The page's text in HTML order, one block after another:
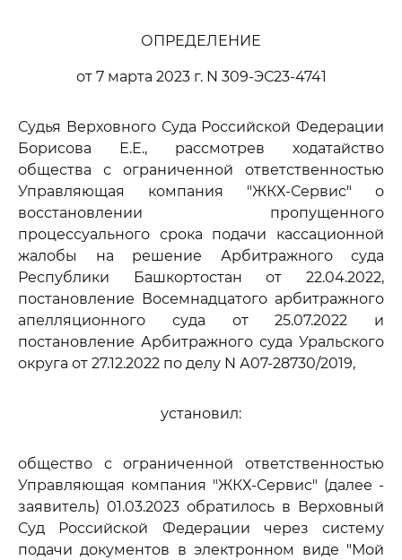
ОПРЕДЕЛЕНИЕ
от 7 марта 2023 г. N 309-ЭС23-4741
Судья Верховного Суда Российской Федерации
Борисова Е.Е., рассмотрев ходатайство
общества с ограниченной ответственностью
Управляющая компания "ЖКХ-Сервис" о
восстановлении пропущенного
процессуального срока подачи кассационной
жалобы на решение Арбитражного суда
Республики Башкортостан от 22.04.2022,
постановление Восемнадцатого арбитражного
апелляционного суда от 25.07.2022 и
постановление Арбитражного суда Уральского
округа от 27.12.2022 по делу N А07-28730/2019,
установил:
общество с ограниченной ответственностью
Управляющая компания "ЖКХ-Сервис" (далее -
заявитель) 01.03.2023 обратилось в Верховный
Суд Российской Федерации через систему
подачи документов в электронном виде "Мой